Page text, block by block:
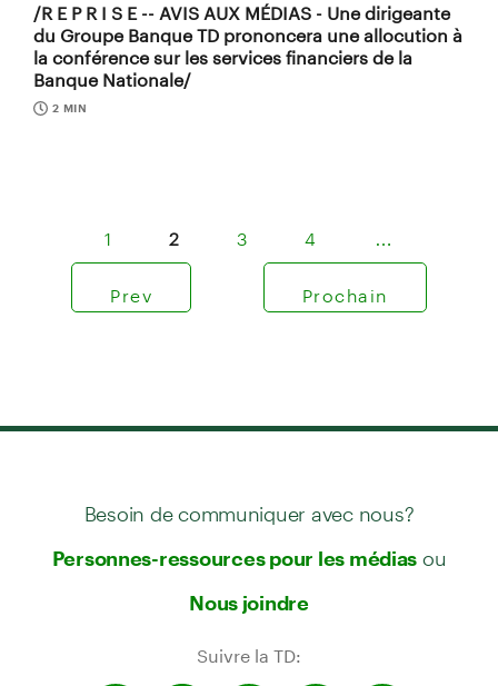
/R E P R I S E -- AVIS AUX MÉDIAS - Une dirigeante
du Groupe Banque TD prononcera une allocution à
la conférence sur les services financiers de la
Banque Nationale/
2 MIN
Prev
1 2 3 4
Prochain
Besoin de communiquer avec nous?
Personnes-ressources pour les médias ou
Nous joindre
Suivre la TD: